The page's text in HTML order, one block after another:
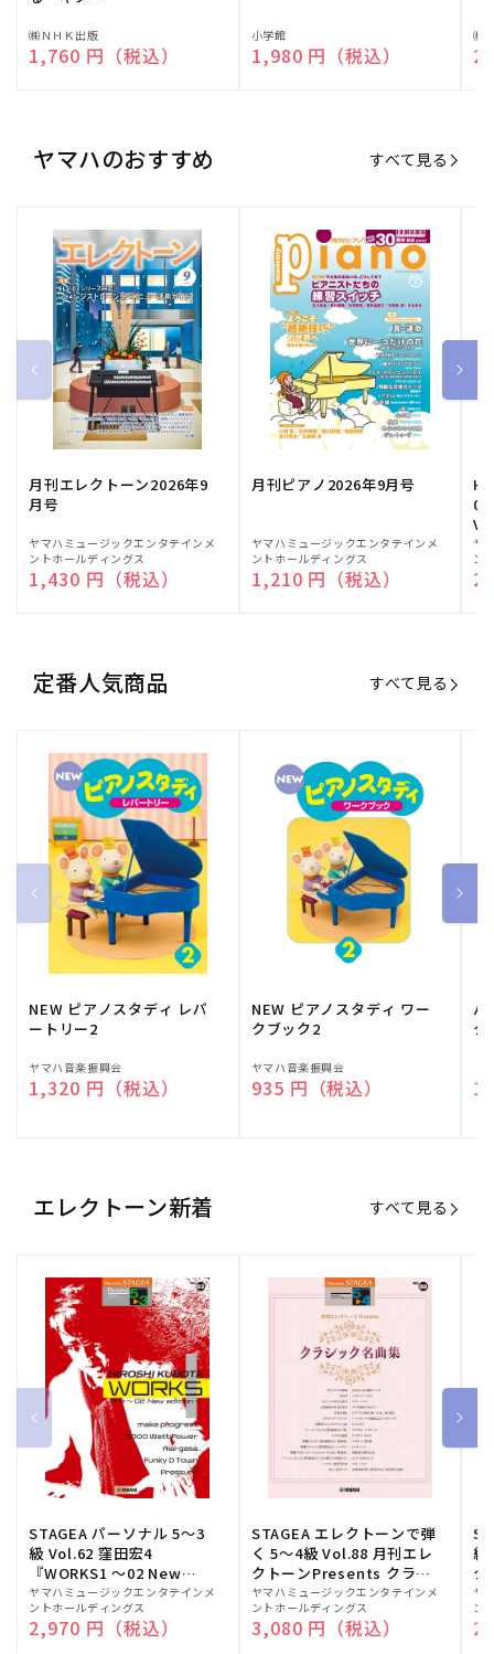
販
売
㈱ＮＨＫ出版
通常価格
1,760 円（税込）
販
売
小学館
通常価格
1,980 円（税込）
販
売
㈱
ヤマハのおすすめ すべて見る
月刊エレクトーン2026年9
月号
販
売
元:
ヤマハミュージックエンタテインメ
ントホールディングス
通常価格
1,430 円（税込）
月刊ピアノ2026年9月号
販
売
元:
ヤマハミュージックエンタテインメ
ントホールディングス
通常価格
1,210 円（税込）
販
売
元:
ヤ
ン
定番人気商品 すべて見る
NEW ピアノスタディ レパ
ートリー2
販
売
ヤマハ音楽振興会
通常価格
1,320 円（税込）
NEW ピアノスタディ ワー
クブック2
販
売
ヤマハ音楽振興会
通常価格
935 円（税込）
バ
ク
売
エレクトーン新着 すべて見る
STAGEA パーソナル 5～3
級 Vol.62 窪田宏4
『WORKS1 ～02 New
edition～』
販
売
元:
ヤマハミュージックエンタテインメ
ントホールディングス
通常価格
2,970 円（税込）
STAGEA エレクトーンで弾
く 5～4級 Vol.88 月刊エレ
クトーンPresents クラシ
ック名曲集
販
売
元:
ヤマハミュージックエンタテインメ
ントホールディングス
通常価格
3,080 円（税込）
級
ク
販
売
元:
ヤ
ン